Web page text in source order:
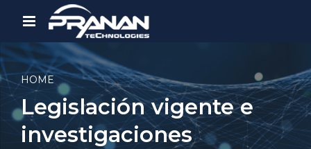
HOME
Legislación vigente e
investigaciones